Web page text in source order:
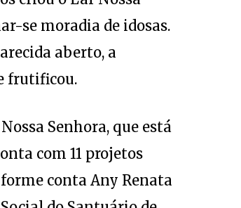
se moradia de idosas.
aberto, a
frutificou.
com 11 projetos
conta Any Renata
do Santuário de